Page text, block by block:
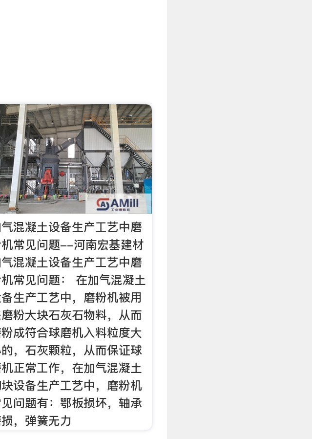
混凝土设备生产工艺中磨
常见问题--河南宏基建材
混凝土设备生产工艺中磨
常见问题： 在加气混凝土
生产工艺中，磨粉机被用
粉大块石灰石物料，从而
成符合球磨机入料粒度大
，石灰颗粒，从而保证球
正常工作，在加气混凝土
设备生产工艺中，磨粉机
问题有：鄂板损坏，轴承
，弹簧无力